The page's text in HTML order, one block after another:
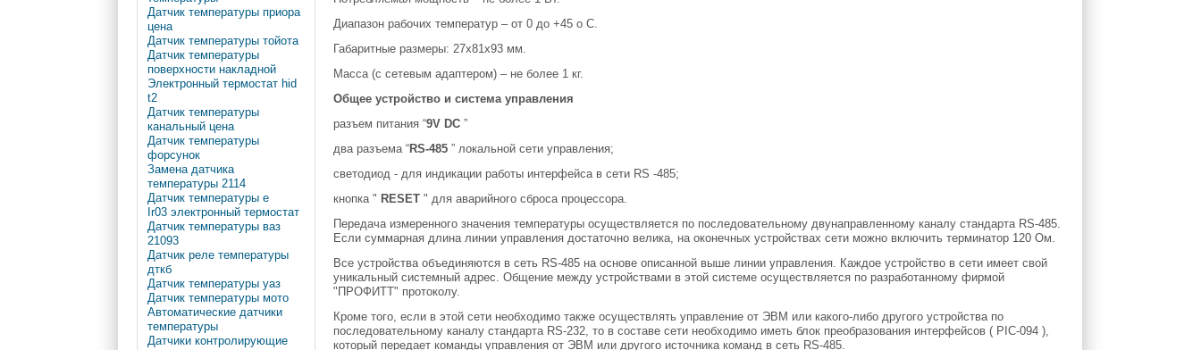
Датчик температуры приора
цена
Датчик температуры тойота
Датчик температуры
поверхности накладной
Электронный термостат hid
t2
Датчик температуры
канальный цена
Датчик температуры
форсунок
Замена датчика
температуры 2114
Датчик температуры e
Ir03 электронный термостат
Датчик температуры ваз
21093
Датчик реле температуры
дткб
Датчик температуры уаз
Датчик температуры мото
Автоматические датчики
температуры
Датчики контролирующие
Диапазон рабочих температур – от 0 до +45 о С.
Габаритные размеры: 27х81х93 мм.
Масса (с сетевым адаптером) – не более 1 кг.
Общее устройство и система управления
разъем питания “9V DC ”
два разъема “RS-485 ” локальной сети управления;
светодиод - для индикации работы интерфейса в сети RS -485;
кнопка " RESET " для аварийного сброса процессора.
Передача измеренного значения температуры осуществляется по последовательному двунаправленному каналу стандарта RS-485.
Если суммарная длина линии управления достаточно велика, на оконечных устройствах сети можно включить терминатор 120 Ом.
Все устройства объединяются в сеть RS-485 на основе описанной выше линии управления. Каждое устройство в сети имеет свой
уникальный системный адрес. Общение между устройствами в этой системе осуществляется по разработанному фирмой
"ПРОФИТТ" протоколу.
Кроме того, если в этой сети необходимо также осуществлять управление от ЭВМ или какого-либо другого устройства по
последовательному каналу стандарта RS-232, то в составе сети необходимо иметь блок преобразования интерфейсов ( PIC-094 ),
который передает команды управления от ЭВМ или другого источника команд в сеть RS-485.